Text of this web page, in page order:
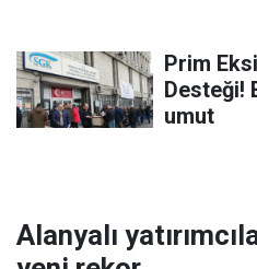
Prim
Desteği!
umut
Alanyalı